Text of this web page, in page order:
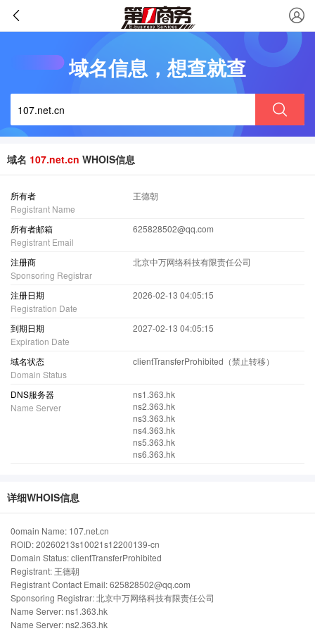
域名信息，想查就查
域名 107.net.cn WHOIS信息
所有者
Registrant Name
王德朝
所有者邮箱
Registrant Email
625828502@qq.com
注册商
Sponsoring Registrar
北京中万网络科技有限责任公司
注册日期
Registration Date
2026-02-13 04:05:15
到期日期
Expiration Date
2027-02-13 04:05:15
域名状态
Domain Status
clientTransferProhibited（禁止转移）
DNS服务器
Name Server
ns1.363.hk
ns2.363.hk
ns3.363.hk
ns4.363.hk
ns5.363.hk
ns6.363.hk
详细WHOIS信息
0omain Name: 107.net.cn
ROID: 20260213s10021s12200139-cn
Domain Status: clientTransferProhibited
Registrant: 王德朝
Registrant Contact Email: 625828502@qq.com
Sponsoring Registrar: 北京中万网络科技有限责任公司
Name Server: ns1.363.hk
Name Server: ns2.363.hk